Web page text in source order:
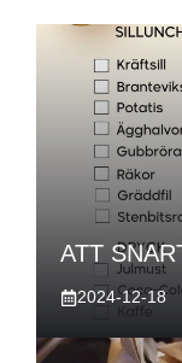
ATT
2024-12-18